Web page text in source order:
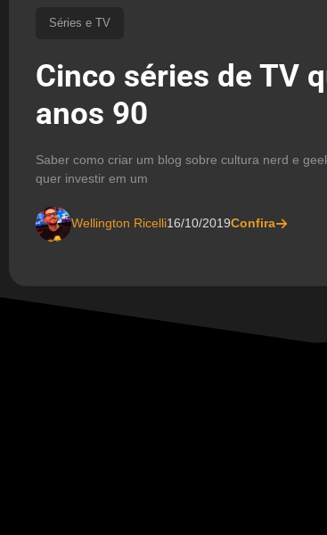
Séries e TV
Cinco séries de TV
anos 90
Saber como criar um blog sobre cultura nerd e
quer investir em um
Wellington Ricelli16/10/2019Confira